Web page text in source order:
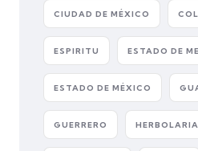
CIUDAD DE MÉXICO
ESPIRITU ESTADO DE
ESTADO DE MÉXICO
GUERRERO HERBOLARIA